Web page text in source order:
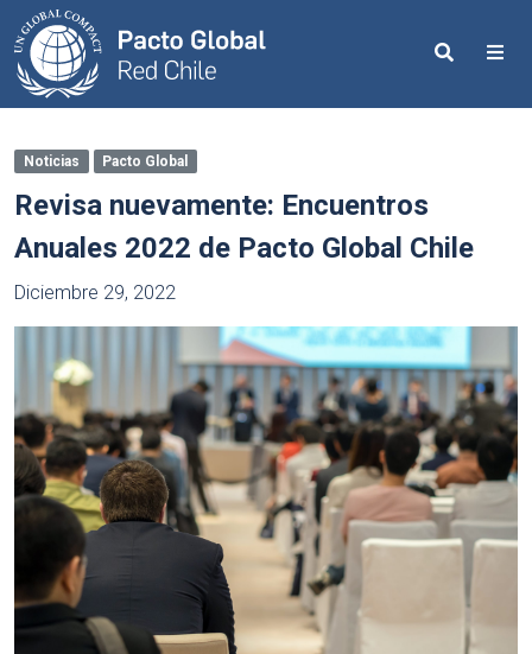
Search
Noticias Pacto Global
Revisa nuevamente: Encuentros
Anuales 2022 de Pacto Global Chile
Diciembre 29, 2022